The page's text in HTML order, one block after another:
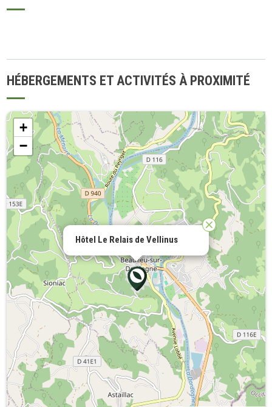
HÉBERGEMENTS ET ACTIVITÉS À PROXIMITÉ
Hôtel Le Relais de Vellinus
+
−